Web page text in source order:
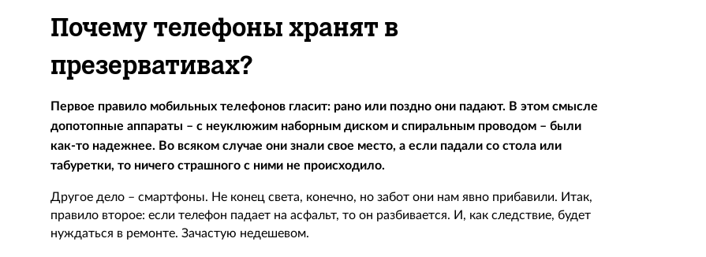
Почему телефоны хранят в
презервативах?
Первое правило мобильных телефонов гласит: рано или поздно они падают. В этом смысле
допотопные аппараты – с неуклюжим наборным диском и спиральным проводом – были
как-то надежнее. Во всяком случае они знали свое место, а если падали со стола или
табуретки, то ничего страшного с ними не происходило.
Другое дело – смартфоны. Не конец света, конечно, но забот они нам явно прибавили. Итак,
правило второе: если телефон падает на асфальт, то он разбивается. И, как следствие, будет
нуждаться в ремонте. Зачастую недешевом.